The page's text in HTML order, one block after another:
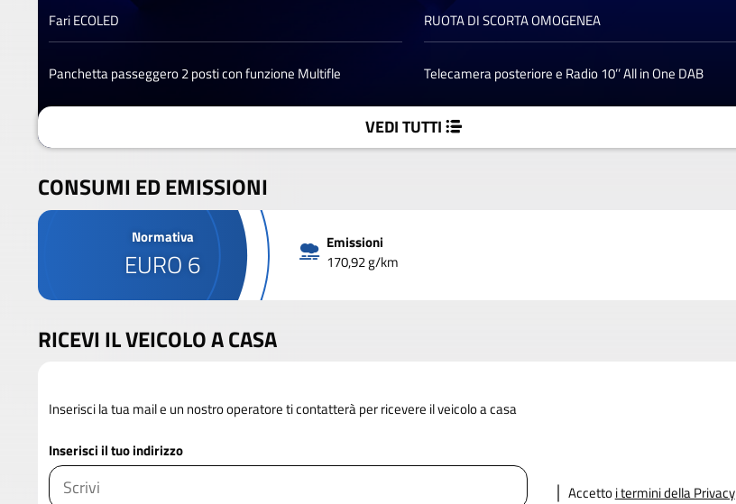
Fari ECOLED RUOTA DI SCORTA OMOGENEA
Panchetta passeggero 2 posti con funzione Multifle Telecamera posteriore e Radio 10’’ All in One DAB
VEDI TUTTI
CONSUMI ED EMISSIONI
Normativa
EURO 6
Emissioni
170,92 g/km
RICEVI IL VEICOLO A CASA
Inserisci la tua mail e un nostro operatore ti contatterà per ricevere il veicolo a casa
Inserisci il tuo indirizzo
Accettoi termini della Privacy